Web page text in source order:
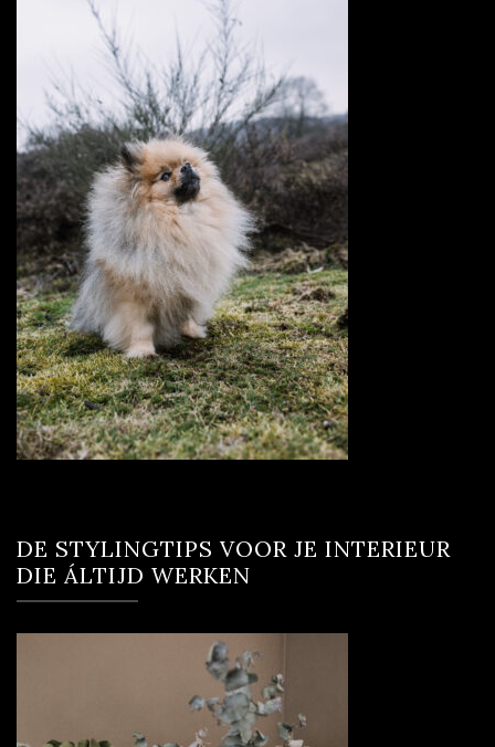
DE STYLINGTIPS VOOR JE INTERIEUR
DIE ÁLTIJD WERKEN